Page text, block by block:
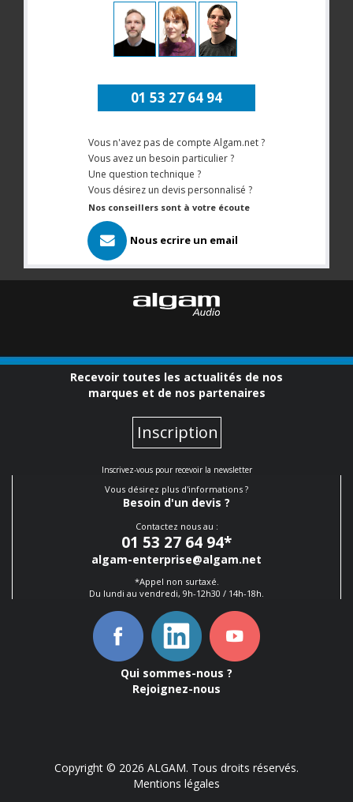
01 53 27 64 94
Vous n'avez pas de compte Algam.net ?
Vous avez un besoin particulier ?
Une question technique ?
Vous désirez un devis personnalisé ?
Nos conseillers sont à votre écoute
Nous ecrire un email
Recevoir toutes les actualités de nos
marques et de nos partenaires
Inscription
Inscrivez-vous pour recevoir la newsletter
Vous désirez plus d'informations ?
Besoin d'un devis ?
Contactez nous au :
01 53 27 64 94*
algam-enterprise@algam.net
*Appel non surtaxé.
Du lundi au vendredi, 9h-12h30 / 14h-18h.
Qui sommes-nous ?
Rejoignez-nous
Copyright © 2026 ALGAM. Tous droits réservés.
Mentions légales